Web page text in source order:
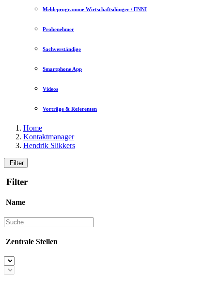
Meldeprogramme Wirtschaftsdünger / ENNI
Probenehmer
Sachverständige
Smartphone App
Videos
Vorträge & Referenten
Home
Kontaktmanager
Hendrik Slikkers
Filter
Filter
Name
Zentrale Stellen